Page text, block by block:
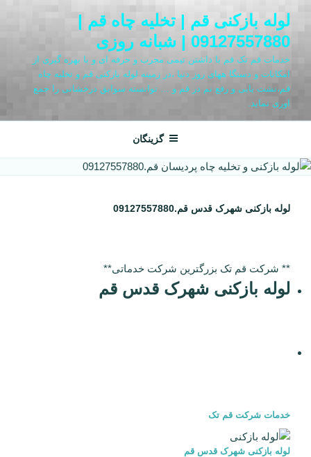
محتوا
لوله بازکنی قم | تخلیه چاه قم |
09127557880 | شبانه روزی
خدمات قم تک قم با داشتن تیمی مجرب و حرفه ای و با بهره گیری از
امکانات و دستگا ههای روز دنیا ،در زمینه لوله بازکنی قم و تخلیه چاه
قم،نشت یابی و رفع نم در قم و … توانسته سوابق درخشانی را جمع
اوری نماید.
گزینگان
لوله بازکنی شهرک قدس قم.09127557880
** شرکت قم تک بزرگترین شرکت خدماتی**
لوله بازکنی شهرک قدس قم
خدمات شرکت قم تک
لوله بازکنی شهرک قدس قم